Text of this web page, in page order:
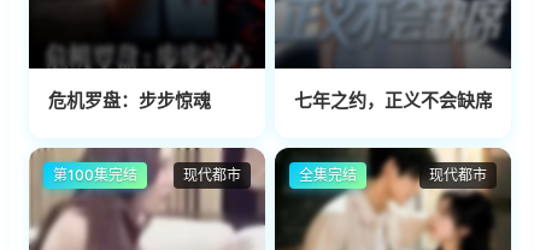
危机罗盘：步步惊魂 七年之约，正义不会缺席
现代都市
第100集完结 现代都市
全集完结